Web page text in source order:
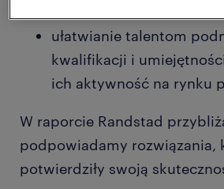
ułatwianie talentom
kwalifikacji i
ich aktywność na rynku
W raporcie Randstad
podpowiadamy rozwiązania,
potwierdziły swoją